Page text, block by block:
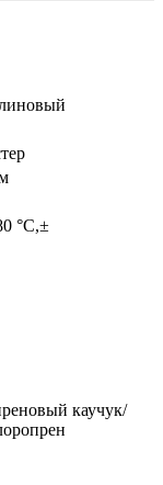
°C,±
каучук/